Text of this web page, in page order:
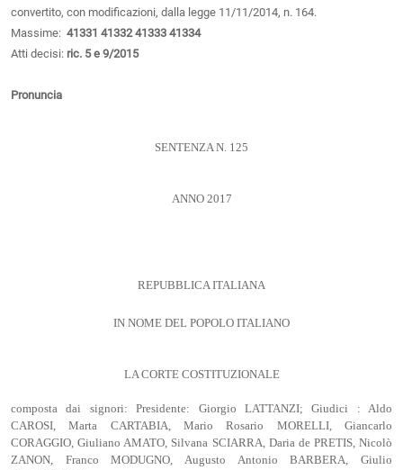
convertito, con modificazioni, dalla legge 11/11/2014, n. 164.
Massime: 41331 41332 41333 41334
Atti decisi: ric. 5 e 9/2015
Pronuncia
SENTENZA N. 125
ANNO 2017
REPUBBLICA ITALIANA
IN NOME DEL POPOLO ITALIANO
LA CORTE COSTITUZIONALE
composta dai signori: Presidente: Giorgio LATTANZI; Giudici : Aldo
CAROSI, Marta CARTABIA, Mario Rosario MORELLI, Giancarlo
CORAGGIO, Giuliano AMATO, Silvana SCIARRA, Daria de PRETIS, Nicolò
ZANON, Franco MODUGNO, Augusto Antonio BARBERA, Giulio